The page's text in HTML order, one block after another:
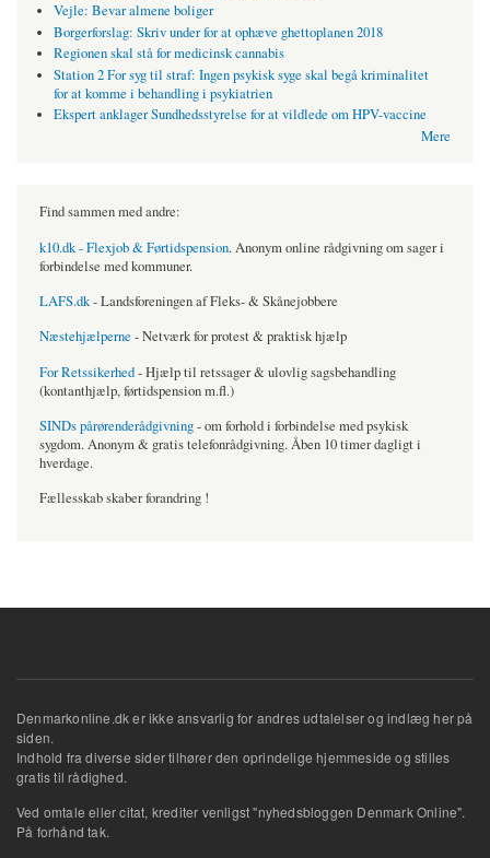
Vejle: Bevar almene boliger
Borgerforslag: Skriv under for at ophæve ghettoplanen 2018
Regionen skal stå for medicinsk cannabis
Station 2 For syg til straf: Ingen psykisk syge skal begå kriminalitet
for at komme i behandling i psykiatrien
Ekspert anklager Sundhedsstyrelse for at vildlede om HPV-vaccine
Mere
Find sammen med andre:
k10.dk - Flexjob & Førtidspension. Anonym online rådgivning om sager i
forbindelse med kommuner.
LAFS.dk- Landsforeningen af Fleks- & Skånejobbere
Næstehjælperne - Netværk for protest & praktisk hjælp
For Retssikerhed- Hjælp til retssager & ulovlig sagsbehandling
(kontanthjælp, førtidspension m.fl.)
SINDs pårørenderådgivning- om forhold i forbindelse med psykisk
sygdom. Anonym & gratis telefonrådgivning. Åben 10 timer dagligt i
hverdage.
Fællesskab skaber forandring !
Denmarkonline.dk er ikke ansvarlig for andres udtalelser og indlæg her på
siden.
Indhold fra diverse sider tilhører den oprindelige hjemmeside og stilles
gratis til rådighed.
Ved omtale eller citat, krediter venligst "nyhedsbloggen Denmark Online".
På forhånd tak.